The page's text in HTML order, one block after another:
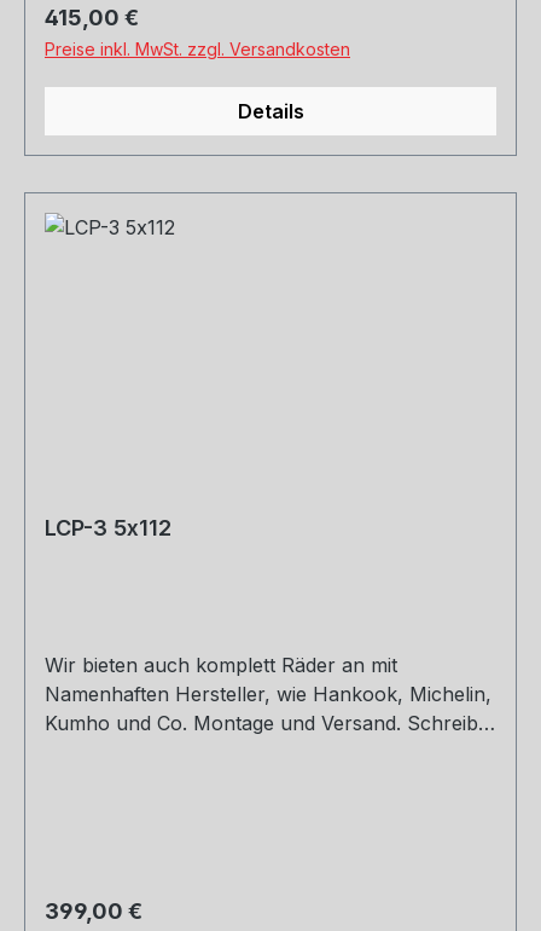
Regulärer Preis:
415,00 €
Preise inkl. MwSt. zzgl. Versandkosten
Details
LCP-3 5x112
Wir bieten auch komplett Räder an mit
Namenhaften Hersteller, wie Hankook, Michelin,
Kumho und Co. Montage und Versand. Schreibt
Regulärer Preis:
399,00 €